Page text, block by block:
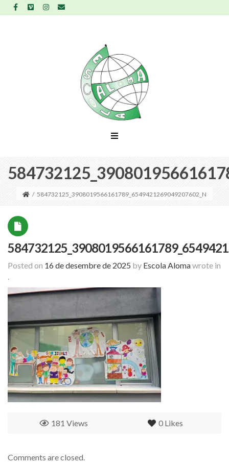
/ 584732125_3908019566161789_6549421269049207602_N
Posted on 16 de desembre de 2025 by Escola Alomawrote in
.
0 Likes
181 Views
Comments are closed.